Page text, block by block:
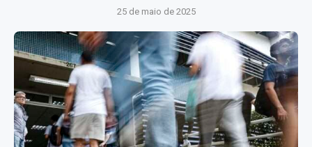
25 de maio de 2025